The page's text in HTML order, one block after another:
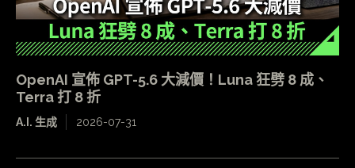
OpenAI 宣佈 GPT-5.6 大減價！Luna 狂劈 8 成、
Terra 打 8 折
A.I. 生成 2026-07-31